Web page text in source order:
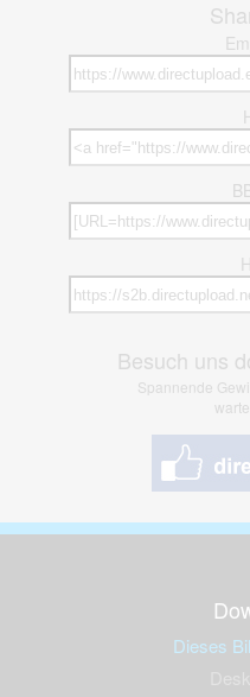
Besuch uns
Spannende
Dieses